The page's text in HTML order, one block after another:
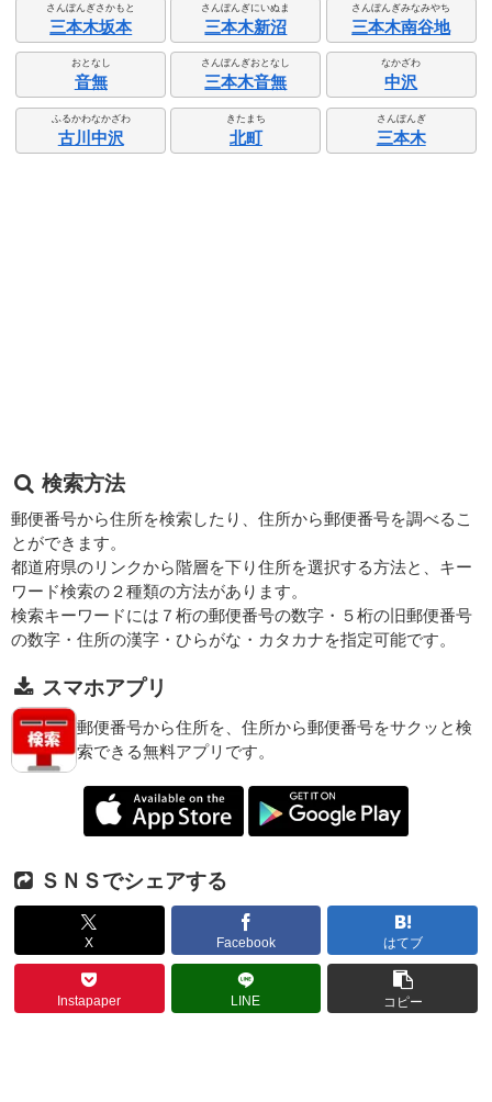
さんぼんぎさかもと
三本木坂本
さんぼんぎにいぬま
三本木新沼
さんぼんぎみなみやち
三本木南谷地
おとなし
音無
さんぼんぎおとなし
三本木音無
なかざわ
中沢
ふるかわなかざわ
古川中沢
きたまち
北町
さんぼんぎ
三本木
検索方法
郵便番号から住所を検索したり、住所から郵便番号を調べるこ
とができます。
都道府県のリンクから階層を下り住所を選択する方法と、キー
ワード検索の２種類の方法があります。
検索キーワードには７桁の郵便番号の数字・５桁の旧郵便番号
の数字・住所の漢字・ひらがな・カタカナを指定可能です。
スマホアプリ
郵便番号から住所を、住所から郵便番号をサクッと検
索できる無料アプリです。
ＳＮＳでシェアする
X Facebook はてブ
Instapaper LINE コピー